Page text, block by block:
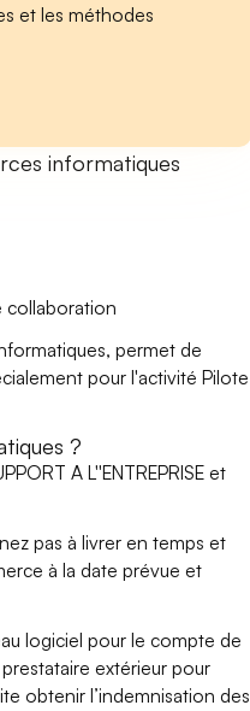
et les méthodes
informatiques
collaboration
permet de
pour l'activité Pilote
?
A L''ENTREPRISE et
pas à livrer en temps et
à la date prévue et
logiciel pour le compte de
extérieur pour
obtenir l’indemnisation des